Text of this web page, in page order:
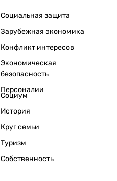
Социальная защита
Зарубежная экономика
Конфликт интересов
Экономическая
безопасность
Персоналии
Социум
История
Круг семьи
Туризм
Собственность